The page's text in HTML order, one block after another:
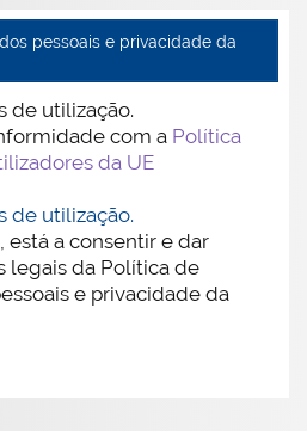
pessoais e privacidade da
de utilização.
com a Política
da UE
de utilização.
está a consentir e dar
legais da Política de
e privacidade da